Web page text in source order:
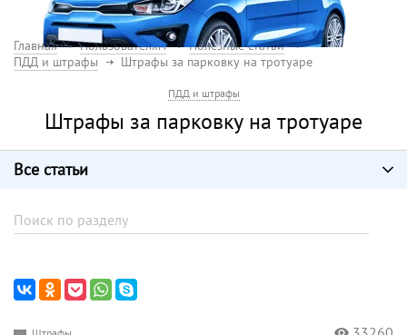
Главная Пользователям
Полезные статьи
ПДД и штрафы
Штрафы за парковку на тротуаре
ПДД и штрафы
Штрафы за парковку на тротуаре
Все статьи
Штрафы